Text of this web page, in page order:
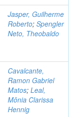
Jasper, Guilherme
Roberto; Spengler
Neto, Theobaldo
Cavalcante,
Ramon Gabriel
Matos; Leal,
Mônia Clarissa
Hennig